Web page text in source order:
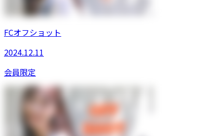
FCオフショット
2024.12.11
会員限定